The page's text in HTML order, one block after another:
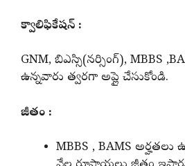
క్వాలిఫికేషన్ :
GNM, బిఎస్సి(నర్సింగ్), MBBS
ఉన్నవారు త్వరగా అప్లై చేసుకోండి.
జీతం :
MBBS , BAMS అర్హతలు